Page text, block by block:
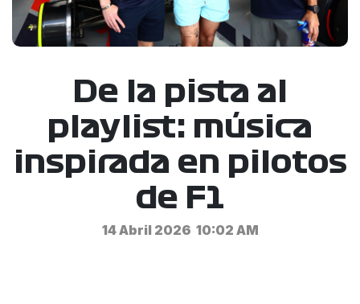
De la pista al
playlist: música
inspirada en pilotos
de F1
14 Abril 2026 10:02 AM